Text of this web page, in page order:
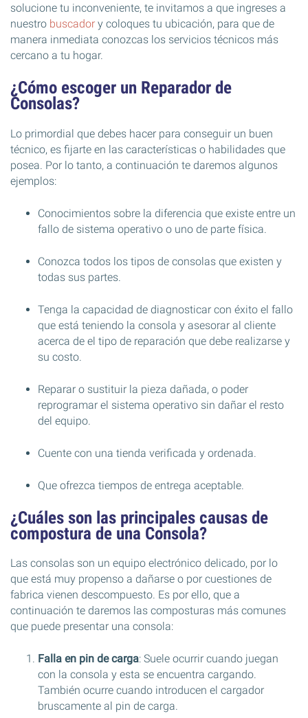
solucione tu inconveniente, te invitamos a que ingreses a
nuestro buscador y coloques tu ubicación, para que de
manera inmediata conozcas los servicios técnicos más
cercano a tu hogar.
¿Cómo escoger un Reparador de
Consolas?
Lo primordial que debes hacer para conseguir un buen
técnico, es fijarte en las características o habilidades que
posea. Por lo tanto, a continuación te daremos algunos
ejemplos:
Conocimientos sobre la diferencia que existe entre un
fallo de sistema operativo o uno de parte física.
Conozca todos los tipos de consolas que existen y
todas sus partes.
Tenga la capacidad de diagnosticar con éxito el fallo
que está teniendo la consola y asesorar al cliente
acerca de el tipo de reparación que debe realizarse y
su costo.
Reparar o sustituir la pieza dañada, o poder
reprogramar el sistema operativo sin dañar el resto
del equipo.
Cuente con una tienda verificada y ordenada.
Que ofrezca tiempos de entrega aceptable.
¿Cuáles son las principales causas de
compostura de una Consola?
Las consolas son un equipo electrónico delicado, por lo
que está muy propenso a dañarse o por cuestiones de
fabrica vienen descompuesto. Es por ello, que a
continuación te daremos las composturas más comunes
que puede presentar una consola:
Falla en pin de carga: Suele ocurrir cuando juegan
con la consola y esta se encuentra cargando.
También ocurre cuando introducen el cargador
bruscamente al pin de carga.